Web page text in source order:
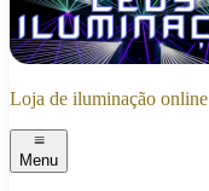
Loja de iluminação online
Menu